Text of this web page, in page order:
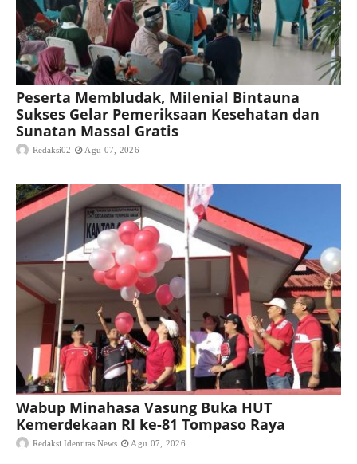
Peserta Membludak, Milenial Bintauna
Sukses Gelar Pemeriksaan Kesehatan dan
Sunatan Massal Gratis
Redaksi02 Agu 07, 2026
Wabup Minahasa Vasung Buka HUT
Kemerdekaan RI ke-81 Tompaso Raya
Redaksi Identitas News Agu 07, 2026